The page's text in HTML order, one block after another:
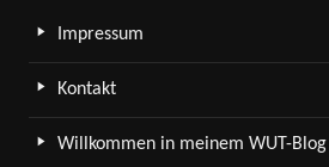
Impressum
Kontakt
Willkommen in meinem WUT-Blog